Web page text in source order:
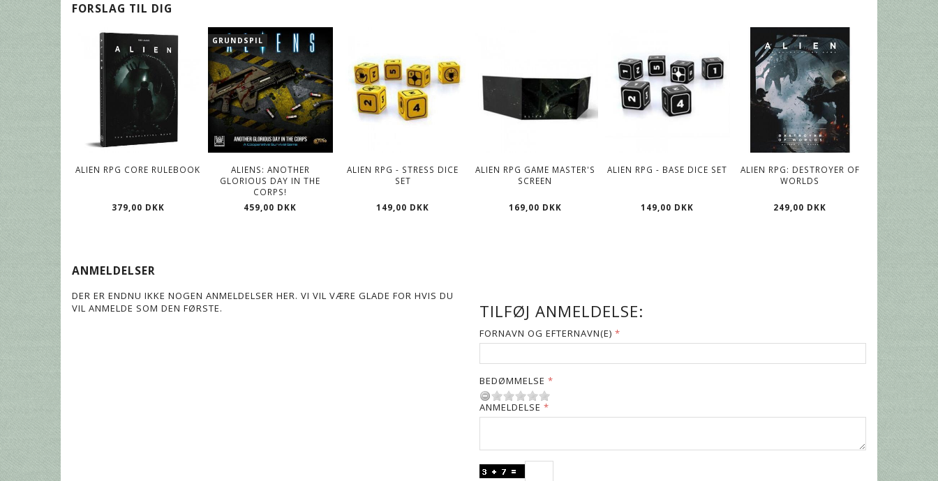
FORSLAG TIL DIG
ALIEN RPG CORE RULEBOOK
379,00 DKK
GRUNDSPIL
ALIENS: ANOTHER
GLORIOUS DAY IN THE
CORPS!
459,00 DKK
ALIEN RPG - STRESS DICE
SET
149,00 DKK
ALIEN RPG GAME MASTER'S
SCREEN
169,00 DKK
ALIEN RPG - BASE DICE SET
149,00 DKK
ALIEN RPG: DESTROYER OF
WORLDS
249,00 DKK
ANMELDELSER
DER ER ENDNU IKKE NOGEN ANMELDELSER HER. VI VIL VÆRE GLADE FOR HVIS DU
VIL ANMELDE SOM DEN FØRSTE.
TILFØJ ANMELDELSE:
FORNAVN OG EFTERNAVN(E)
BEDØMMELSE
ANMELDELSE